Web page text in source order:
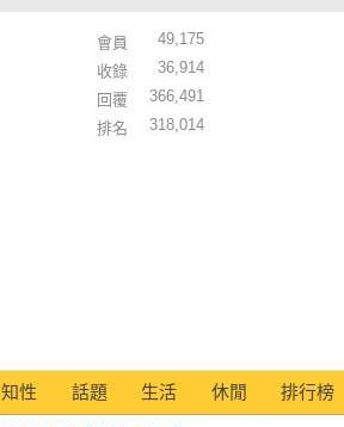
會員
49,175
收錄
36,914
回覆
366,491
排名
318,014
知性 話題 生活 休閒 排行榜